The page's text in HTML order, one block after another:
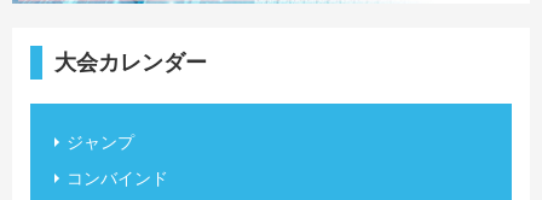
大会カレンダー
ジャンプ
コンバインド